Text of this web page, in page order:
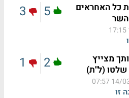
כל האחראים
השר
5
3
מצייץ
(ל"ת)
14/03/
זו
2
1